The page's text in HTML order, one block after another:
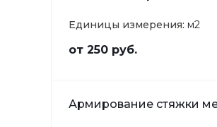
Единицы измерения: м2
от 250 руб.
Армирование стяжки